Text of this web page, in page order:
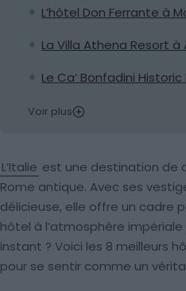
L’hôtel Don Ferrante à
La Villa Athena Resort
Le Ca’ Bonfadini
Voir plus
L’Italie est une destination de
Rome antique. Avec ses
délicieuse, elle offre un cadre
hôtel à l’atmosphère
instant ? Voici les 8 meilleurs
pour se sentir comme un